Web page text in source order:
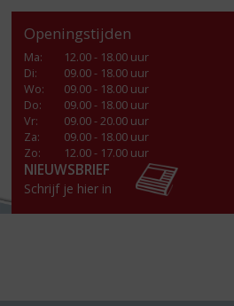
Openingstijden
Ma:
12.00 - 18.00 uur
Di:
09.00 - 18.00 uur
Wo:
09.00 - 18.00 uur
Do:
09.00 - 18.00 uur
Vr:
09.00 - 20.00 uur
Za:
09.00 - 18.00 uur
Zo:
12.00 - 17.00 uur
NIEUWSBRIEF
Schrijf je hier in